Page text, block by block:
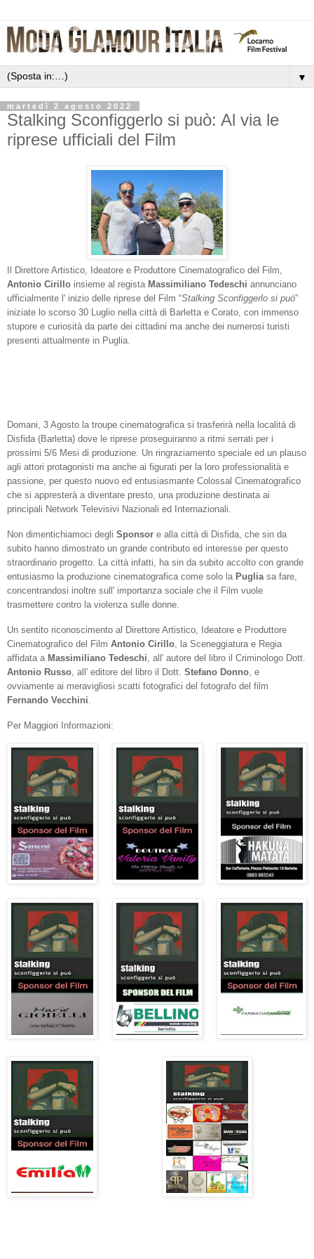
▼
martedì 2 agosto 2022
Stalking Sconfiggerlo si può: Al via le
riprese ufficiali del Film
Il Direttore Artistico, Ideatore e Produttore Cinematografico del Film,
Antonio Cirillo insieme al regista Massimiliano Tedeschi annunciano
ufficialmente l' inizio delle riprese del Film “Stalking Sconfiggerlo si può”
iniziate lo scorso 30 Luglio nella città di Barletta e Corato, con immenso
stupore e curiosità da parte dei cittadini ma anche dei numerosi turisti
presenti attualmente in Puglia.
Domani, 3 Agosto la troupe cinematografica si trasferirà nella località di
Disfida (Barletta) dove le riprese proseguiranno a ritmi serrati per i
prossimi 5/6 Mesi di produzione. Un ringraziamento speciale ed un plauso
agli attori protagonisti ma anche ai figurati per la loro professionalità e
passione, per questo nuovo ed entusiasmante Colossal Cinematografico
che si appresterà a diventare presto, una produzione destinata ai
principali Network Televisivi Nazionali ed Internazionali.
Non dimentichiamoci degli Sponsor e alla città di Disfida, che sin da
subito hanno dimostrato un grande contributo ed interesse per questo
straordinario progetto. La città infatti, ha sin da subito accolto con grande
entusiasmo la produzione cinematografica come solo la Pugliasa fare,
concentrandosi inoltre sull' importanza sociale che il Film vuole
trasmettere contro la violenza sulle donne.
Un sentito riconoscimento al Direttore Artistico, Ideatore e Produttore
Cinematografico del Film Antonio Cirillo, la Sceneggiatura e Regia
affidata a Massimiliano Tedeschi, all' autore del libro il Criminologo Dott.
Antonio Russo, all' editore del libro il Dott. Stefano Donno, e
ovviamente ai meravigliosi scatti fotografici del fotografo del film
Fernando Vecchini.
Per Maggiori Informazioni: